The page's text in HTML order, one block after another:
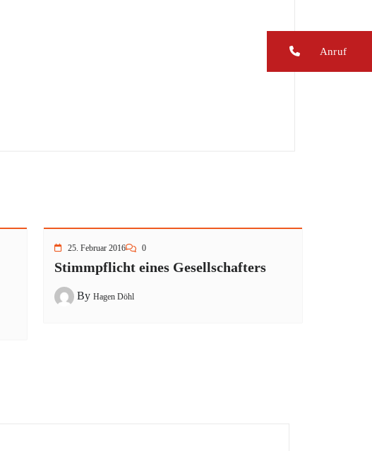
25. Februar 2016 0
Stimmpflicht eines Gesellschafters
By Hagen Döhl
Anruf